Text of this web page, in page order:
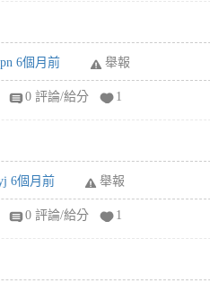
6個月前 舉報
0 評論/給分 1
6個月前 舉報
0 評論/給分 1